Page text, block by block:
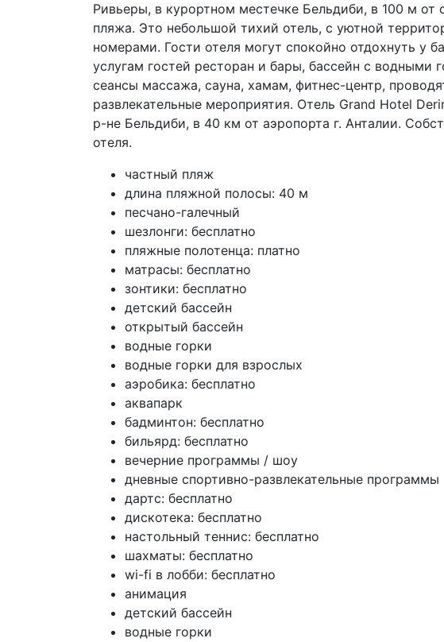
Ривьеры, в курортном местечке Бельдиби, в 100 м от
пляжа. Это небольшой тихий отель, с уютной
номерами. Гости отеля могут спокойно отдохнуть у
услугам гостей ресторан и бары, бассейн с водными
сеансы массажа, сауна, хамам, фитнес-центр,
развлекательные мероприятия. Отель Grand Hotel
р-не Бельдиби, в 40 км от аэропорта г. Анталии.
отеля.
частный пляж
длина пляжной полосы: 40 м
песчано-галечный
шезлонги: бесплатно
пляжные полотенца: платно
матрасы: бесплатно
зонтики: бесплатно
детский бассейн
открытый бассейн
водные горки
водные горки для взрослых
аэробика: бесплатно
аквапарк
бадминтон: бесплатно
бильярд: бесплатно
вечерние программы / шоу
дневные спортивно-развлекательные программы
дартс: бесплатно
дискотека: бесплатно
настольный теннис: бесплатно
шахматы: бесплатно
wi-fi в лобби: бесплатно
анимация
детский бассейн
водные горки